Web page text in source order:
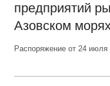
предприятий
Азовском
Распоряжение от 24